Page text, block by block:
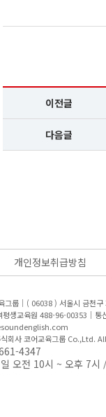
이전글
다음글
개인정보취급방침
그룹｜( 06038 ) 서울시 금천
평생교육원 488-96-00353｜
회사 코어교육그룹 Co.,Ltd.
4347
오전 10시 ~ 오후 7